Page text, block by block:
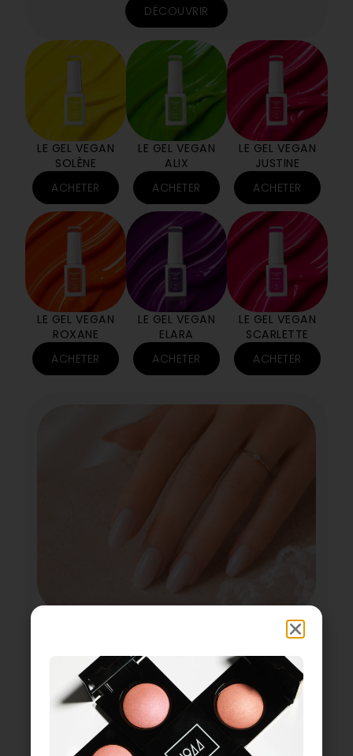
DÉCOUVRIR
LE GEL VEGAN
SOLÈNE
ACHETER
LE GEL VEGAN
ALIX
ACHETER
LE GEL VEGAN
JUSTINE
ACHETER
LE GEL VEGAN
ROXANE
ACHETER
LE GEL VEGAN
ELARA
ACHETER
LE GEL VEGAN
SCARLETTE
ACHETER
LA COLLECTION «
OUI ! »
Pensée pour célébrer l’émotion d’un “Oui”, la
Collection « Oui ! » 1944 Paris accompagne les
plus beaux instants de la vie avec douceur,
lumière et élégance intemporelle.